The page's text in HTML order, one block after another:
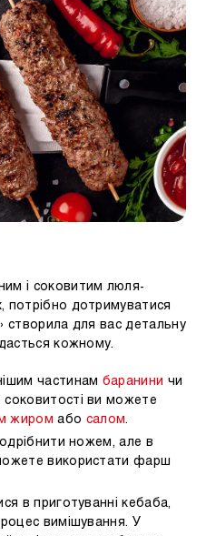
і соковитим люля-
потрібно дотримуватися
створила для вас детальну
кожному.
частинам баранини чи
ви можете
жиром або салом.
ножем, але в
використати фарш
в приготуванні кебаба,
вимішування. У